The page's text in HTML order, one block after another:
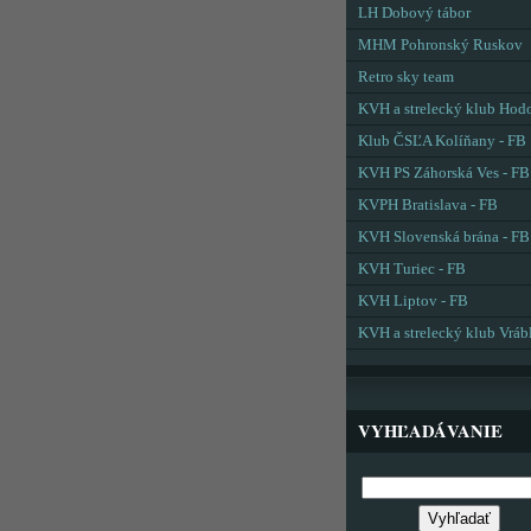
LH Dobový tábor
MHM Pohronský Ruskov
Retro sky team
KVH a strelecký klub
Klub ČSĽA Kolíňany - FB
KVH PS Záhorská Ves - FB
KVPH Bratislava - FB
KVH Slovenská brána - FB
KVH Turiec - FB
KVH Liptov - FB
KVH a strelecký klub
VYHĽADÁVANIE